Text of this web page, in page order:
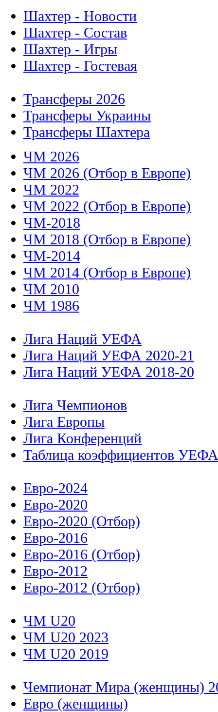
Шахтер - Новости
Шахтер - Состав
Шахтер - Игры
Шахтер - Гостевая
Трансферы 2026
Трансферы Украины
Трансферы Шахтера
ЧМ 2026
ЧМ 2026 (Отбор в Европе)
ЧМ 2022
ЧМ 2022 (Отбор в Европе)
ЧМ-2018
ЧМ 2018 (Отбор в Европе)
ЧМ-2014
ЧМ 2014 (Отбор в Европе)
ЧМ 2010
ЧМ 1986
Лига Наций УЕФА
Лига Наций УЕФА 2020-21
Лига Наций УЕФА 2018-20
Лига Чемпионов
Лига Европы
Лига Конференций
Таблица коэффициентов УЕФА
Евро-2024
Евро-2020
Евро-2020 (Отбор)
Евро-2016
Евро-2016 (Отбор)
Евро-2012
Евро-2012 (Отбор)
ЧМ U20
ЧМ U20 2023
ЧМ U20 2019
Чемпионат Мира (женщины)
Евро (женщины)